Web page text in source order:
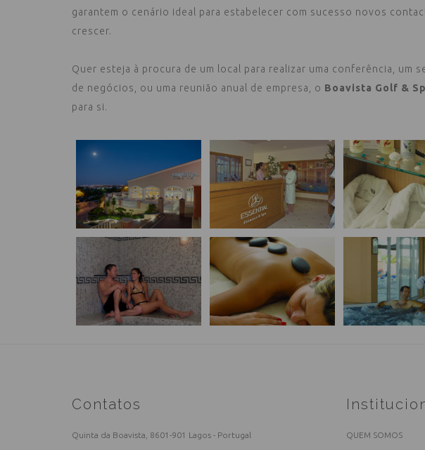
garantem o cenário ideal para estabelecer com sucesso novos
crescer.
Quer esteja à procura de um local para realizar uma conferência, um
de negócios, ou uma reunião anual de empresa, o Boavista Golf &
para si.
Contatos
Quinta da Boavista, 8601-901 Lagos - Portugal QUEM SOMOS